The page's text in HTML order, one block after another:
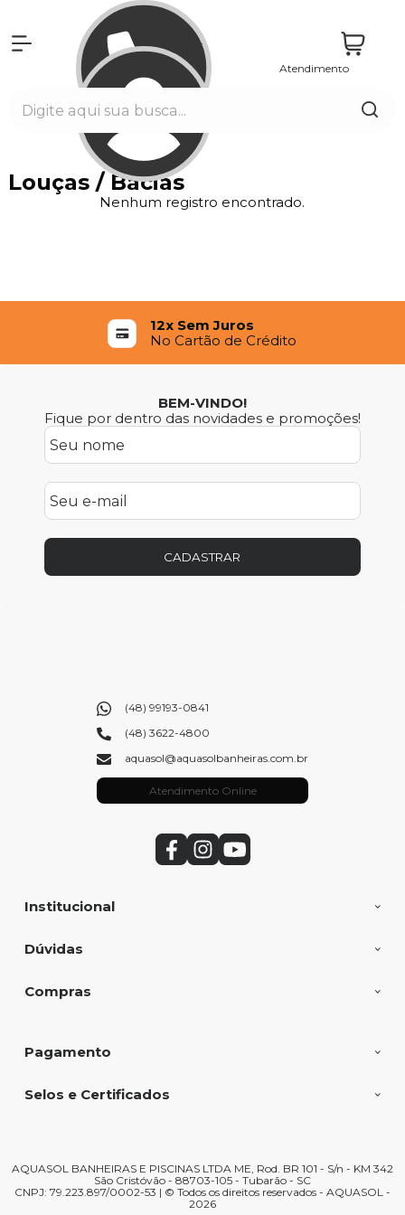
Atendimento
Louças / Bacias
Nenhum registro encontrado.
12x Sem Juros
No Cartão de Crédito
BEM-VINDO!
Fique por dentro das novidades e promoções!
CADASTRAR
Institucional
Dúvidas
Compras
(48) 99193-0841
(48) 3622-4800
aquasol@aquasolbanheiras.com.br
Atendimento Online
Pagamento
Selos e Certificados
AQUASOL BANHEIRAS E PISCINAS LTDA ME, Rod. BR 101 - S/n - KM 342
São Cristóvão - 88703-105 - Tubarão - SC
CNPJ: 79.223.897/0002-53 | © Todos os direitos reservados - AQUASOL -
2026